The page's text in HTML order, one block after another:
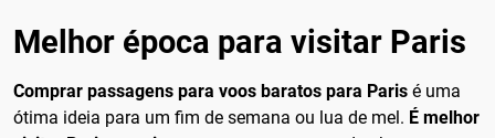
Melhor época para visitar Paris
Comprar passagens para voos baratos para Paris é uma
ótima ideia para um fim de semana ou lua de mel. É melhor